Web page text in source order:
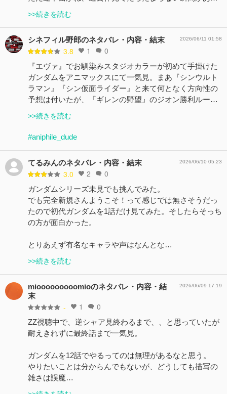
>>続きを読む
シネフィル野郎のネタバレ・内容・結末
3.8 1 0
2026/06/11 01:58
『エヴァ』でお馴染みスタジオカラーが初めて手掛けた
ガンダムをアニマックスにて一気見。まあ『シンウルト
ラマン』『シン仮面ライダー』と来て何となく方向性の
予想は付いたが、『ギレンの野望』のジオン勝利ルー…
>>続きを読む
#aniphile_dude
てるみんのネタバレ・内容・結末
3.0 2 0
2026/06/10 05:23
ガンダムシリーズ未見でも挑んでみた。
でも完全新規さんようこそ！って感じでは無さそうだっ
たので初代ガンダムを1話だけ見てみた。そしたらそっち
の方が面白かった。
とりあえず有名なキャラや声はなんとな…
>>続きを読む
miooooooooomioのネタバレ・内容・結
末
- 1 0
2026/06/09 17:19
ZZ視聴中で、逆シャア見終わるまで、、と思っていたが
耐えきれずに最終話まで一気見。
ガンダムを12話でやるってのは無理があるなと思う。
やりたいことは分からんでもないが、どうしても描写の
雑さは誤魔…